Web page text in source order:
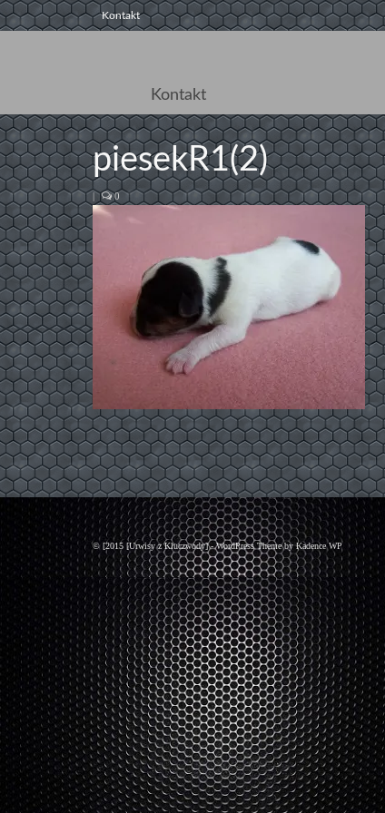
Kontakt
Kontakt
piesekR1(2)
| 0
© [2015 [Urwisy z Kluczwody] - WordPress Theme byKadence WP